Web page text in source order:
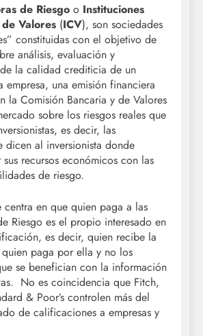
de Riesgo o Instituciones
Valores (ICV), son sociedades
constituidas con el objetivo de
análisis, evaluación y
la calidad crediticia de un
empresa, una emisión financiera
la Comisión Bancaria y de Valores
sobre los riesgos reales que
es decir, las
dicen al inversionista donde
recursos económicos con las
de riesgo.
centra en que quien paga a las
Riesgo es el propio interesado en
es decir, quien recibe la
paga por ella y no los
se benefician con la información
No es coincidencia que Fitch,
& Poor’s controlen más del
de calificaciones a empresas y